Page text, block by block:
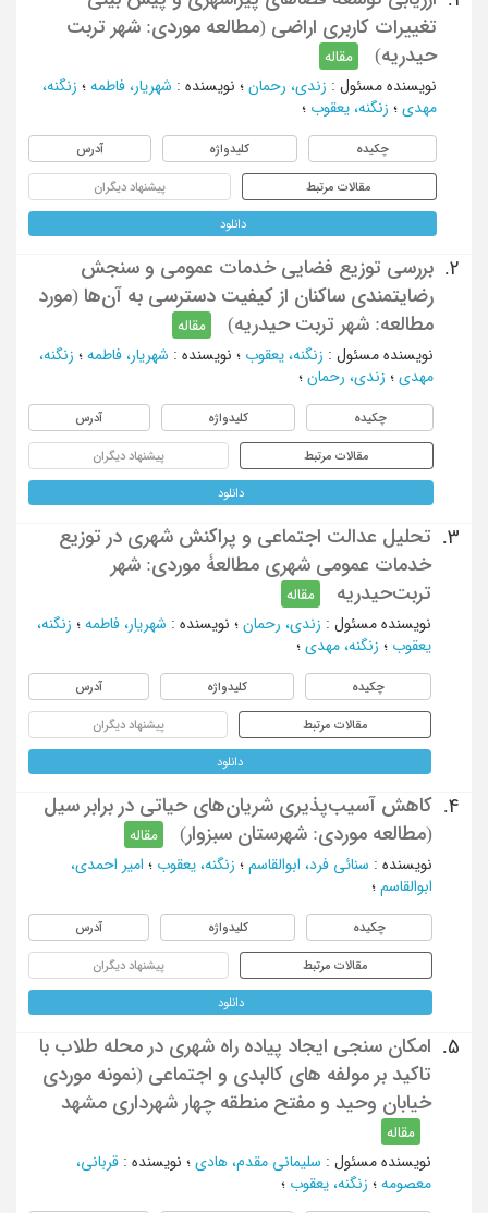
تغییرات کاربری اراضی (مطالعه موردی: شهر تربت
حیدریه)
مقاله
نویسنده مسئول : زندی، رحمان ؛ نویسنده : شهریار، فاطمه ؛ زنگنه،
مهدی ؛ زنگنه، یعقوب ؛
چکیده کلیدواژه آدرس
مقالات مرتبط پیشنهاد دیگران
دانلود
2.
بررسی توزیع فضایی خدمات عمومی و سنجش
رضایتمندی ساکنان از کیفیت دسترسی به آن‌ها (مورد
مطالعه: شهر تربت حیدریه)
مقاله
نویسنده مسئول : زنگنه، یعقوب ؛ نویسنده : شهریار، فاطمه ؛ زنگنه،
مهدی ؛ زندی، رحمان ؛
چکیده کلیدواژه آدرس
مقالات مرتبط پیشنهاد دیگران
دانلود
3.
تحلیل عدالت اجتماعی و پراکنش شهری در توزیع
خدمات عمومی شهری مطالعۀ موردی: شهر
تربت‌حیدریه
مقاله
نویسنده مسئول : زندی، رحمان ؛ نویسنده : شهریار، فاطمه ؛ زنگنه،
یعقوب ؛ زنگنه، مهدی ؛
چکیده کلیدواژه آدرس
مقالات مرتبط پیشنهاد دیگران
دانلود
4.
کاهش آسیب‌پذیری شریان‌های حیاتی در برابر سیل
(مطالعه موردی: شهرستان سبزوار)
مقاله
نویسنده : سنائی فرد، ابوالقاسم ؛ زنگنه، یعقوب ؛ امیر احمدی،
ابوالقاسم ؛
چکیده کلیدواژه آدرس
مقالات مرتبط پیشنهاد دیگران
دانلود
5.
امکان سنجی ایجاد پیاده راه شهری در محله طلاب با
تاکید بر مولفه های کالبدی و اجتماعی (نمونه موردی
خیابان وحید و مفتح منطقه چهار شهرداری مشهد
مقاله
نویسنده مسئول : سلیمانی مقدم، هادی ؛ نویسنده : قربانی،
معصومه ؛ زنگنه، یعقوب ؛